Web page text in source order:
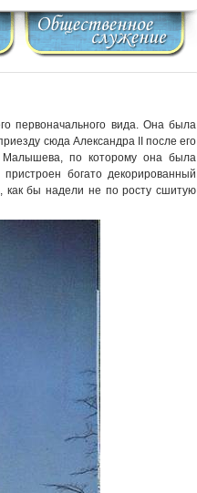
первоначального вида. Она была
сюда Александра II после его
по которому она была
богато декорированный
как бы надели не по росту сшитую